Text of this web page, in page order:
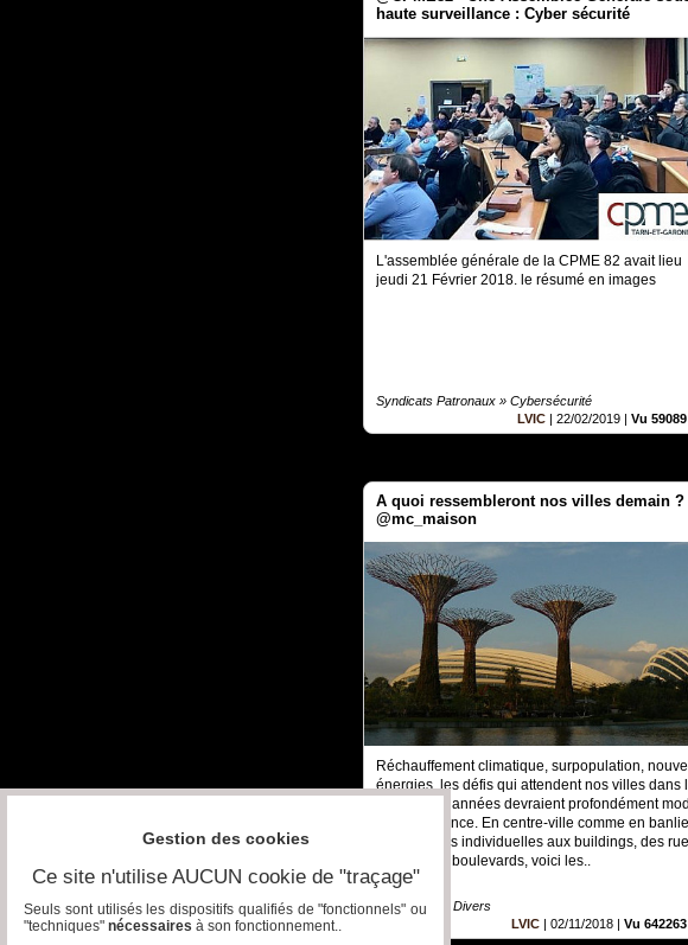
haute surveillance : Cyber sécurité
L'assemblée générale de la CPME 82 avait lieu
jeudi 21 Février 2018. le résumé en images
Syndicats Patronaux » Cybersécurité
LVIC |22/02/2019 |Vu
A quoi ressembleront nos villes demain ?
@mc_maison
Réchauffement climatique, surpopulation,
énergies, les défis qui attendent nos villes dans
prochaines années devraient profondément
leur apparence. En centre-ville comme en
des maisons individuelles aux buildings, des
aux grands boulevards, voici les..
Numérique » Divers
LVIC |02/11/2018 |Vu
Gestion des cookies
Ce site n'utilise AUCUN cookie de "traçage"
Seuls sont utilisés les dispositifs qualifiés de "fonctionnels" ou
"techniques" nécessaires à son fonctionnement..